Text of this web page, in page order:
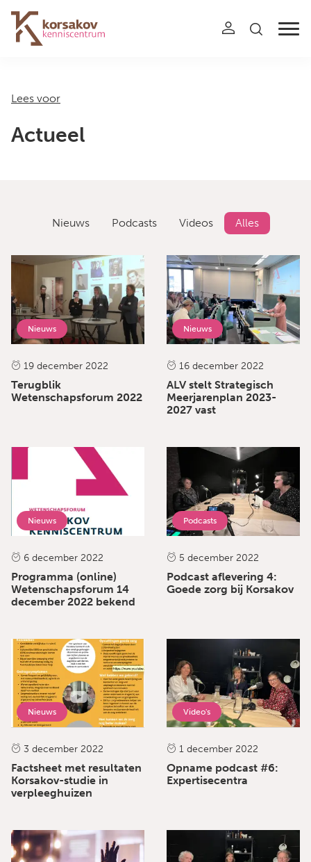
Navigation
Lees voor
Actueel
Nieuws Podcasts Videos Alles
Nieuws
19 december 2022
Terugblik
Wetenschapsforum 2022
Nieuws
16 december 2022
ALV stelt Strategisch
Meerjarenplan 2023-
2027 vast
Nieuws
6 december 2022
Programma (online)
Wetenschapsforum 14
december 2022 bekend
Podcasts
5 december 2022
Podcast aflevering 4:
Goede zorg bij Korsakov
Nieuws
3 december 2022
Factsheet met resultaten
Korsakov-studie in
verpleeghuizen
Video's
1 december 2022
Opname podcast #6:
Expertisecentra